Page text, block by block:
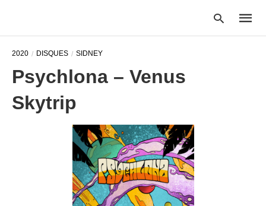
2020 DISQUES SIDNEY
Psychlona – Venus
Skytrip